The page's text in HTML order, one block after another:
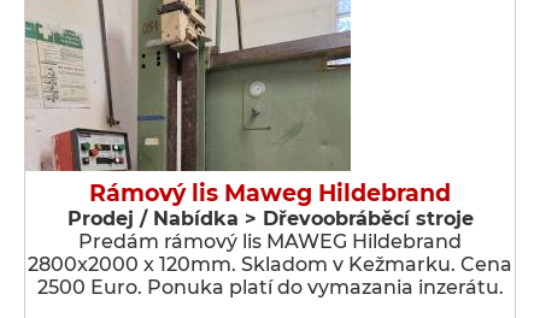
Rámový lis Maweg Hildebrand
Prodej / Nabídka > Dřevoobráběcí stroje
Predám rámový lis MAWEG Hildebrand
2800x2000 x 120mm. Skladom v Kežmarku. Cena
2500 Euro. Ponuka platí do vymazania inzerátu.